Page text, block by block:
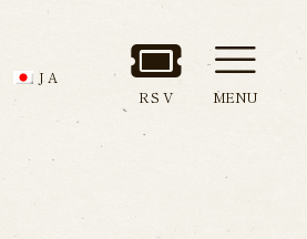
JA
RSV MENU